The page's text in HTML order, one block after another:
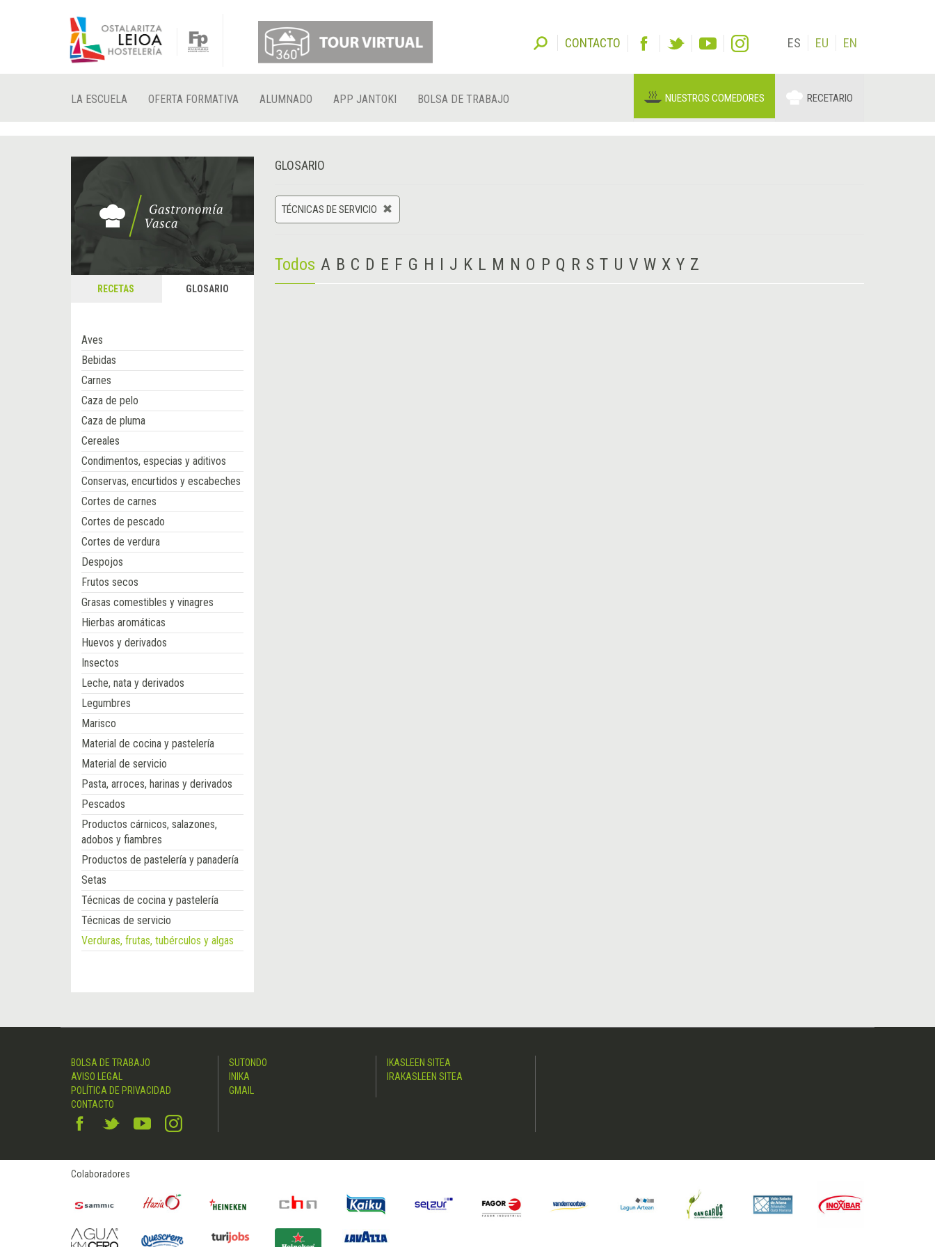
CONTACTO ES EU EN
LA ESCUELA OFERTA FORMATIVA ALUMNADO APP JANTOKI BOLSA DE TRABAJO NUESTROS COMEDORES RECETARIO
RECETAS GLOSARIO
Aves
Bebidas
Carnes
Caza de pelo
Caza de pluma
Cereales
Condimentos, especias y aditivos
Conservas, encurtidos y escabeches
Cortes de carnes
Cortes de pescado
Cortes de verdura
Despojos
Frutos secos
Grasas comestibles y vinagres
Hierbas aromáticas
Huevos y derivados
Insectos
Leche, nata y derivados
Legumbres
Marisco
Material de cocina y pastelería
Material de servicio
Pasta, arroces, harinas y derivados
Pescados
Productos cárnicos, salazones,
adobos y fiambres
Productos de pastelería y panadería
Setas
Técnicas de cocina y pastelería
Técnicas de servicio
Verduras, frutas, tubérculos y algas
GLOSARIO
TÉCNICAS DE SERVICIO
Todos A B C D E F G H I J K L M N O P Q R S T U V W X Y Z
BOLSA DE TRABAJO
AVISO LEGAL
POLÍTICA DE PRIVACIDAD
CONTACTO
SUTONDO
INIKA
GMAIL
IKASLEEN SITEA
IRAKASLEEN SITEA
Colaboradores